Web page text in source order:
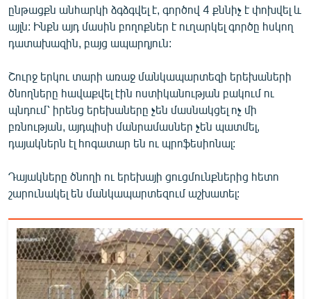
ընթացքն անհարկի ձգձգվել է, գործով 4 քննիչ է փոխվել և
այլն: Ինքն այդ մասին բողոքներ է ուղարկել գործը հսկող
դատախազին, բայց ապարդյուն:
Շուրջ երկու տարի առաջ մանկապարտեզի երեխաների
ծնողները հավաքվել էին ոստիկանության բակում ու
պնդում՝ իրենց երեխաները չեն մասնակցել ոչ մի
բռնության, այդպիսի մանրամասներ չեն պատմել,
դայակներն էլ հոգատար են ու պրոֆեսիոնալ:
Դայակները ծնողի ու երեխայի ցուցմունքներից հետո
շարունակել են մանկապարտեզում աշխատել: